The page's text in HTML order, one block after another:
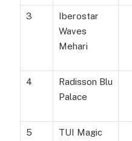
3
Iberostar
Waves
Mehari
4
Radisson Blu
Palace
5
TUI Magic